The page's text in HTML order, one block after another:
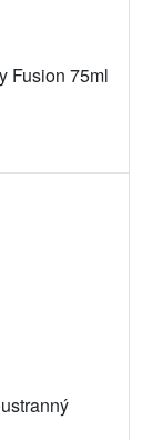
Fusion 75ml